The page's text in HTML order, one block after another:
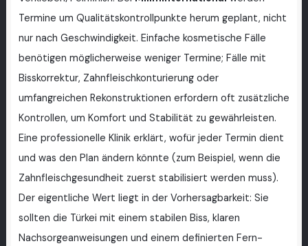
Termine um Qualitätskontrollpunkte herum geplant, nicht
nur nach Geschwindigkeit. Einfache kosmetische Fälle
benötigen möglicherweise weniger Termine; Fälle mit
Bisskorrektur, Zahnfleischkonturierung oder
umfangreichen Rekonstruktionen erfordern oft zusätzliche
Kontrollen, um Komfort und Stabilität zu gewährleisten.
Eine professionelle Klinik erklärt, wofür jeder Termin dient
und was den Plan ändern könnte (zum Beispiel, wenn die
Zahnfleischgesundheit zuerst stabilisiert werden muss).
Der eigentliche Wert liegt in der Vorhersagbarkeit: Sie
sollten die Türkei mit einem stabilen Biss, klaren
Nachsorgeanweisungen und einem definierten Fern-